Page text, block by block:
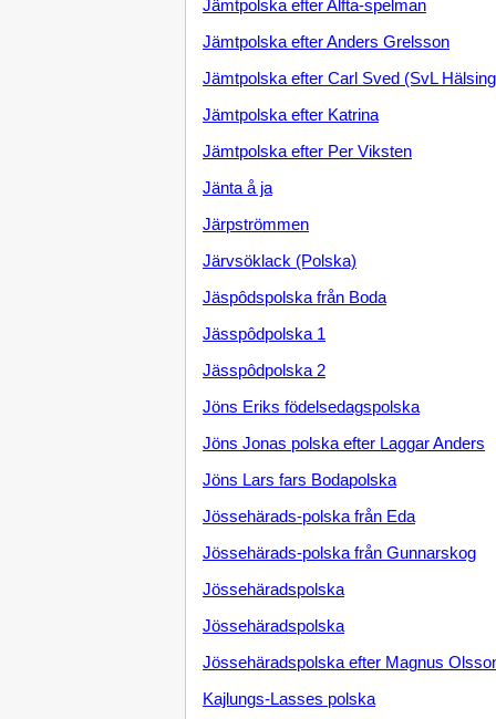
Jämtpolska efter Alfta-spelman
Jämtpolska efter Anders Grelsson
Jämtpolska efter Carl Sved (SvL
Jämtpolska efter Katrina
Jämtpolska efter Per Viksten
Jänta å ja
Järpströmmen
Järvsöklack (Polska)
Jäspôdspolska från Boda
Jässpôdpolska 1
Jässpôdpolska 2
Jöns Eriks födelsedagspolska
Jöns Jonas polska efter Laggar Anders
Jöns Lars fars Bodapolska
Jössehärads-polska från Eda
Jössehärads-polska från Gunnarskog
Jössehäradspolska
Jössehäradspolska
Jössehäradspolska efter Magnus
Kajlungs-Lasses polska